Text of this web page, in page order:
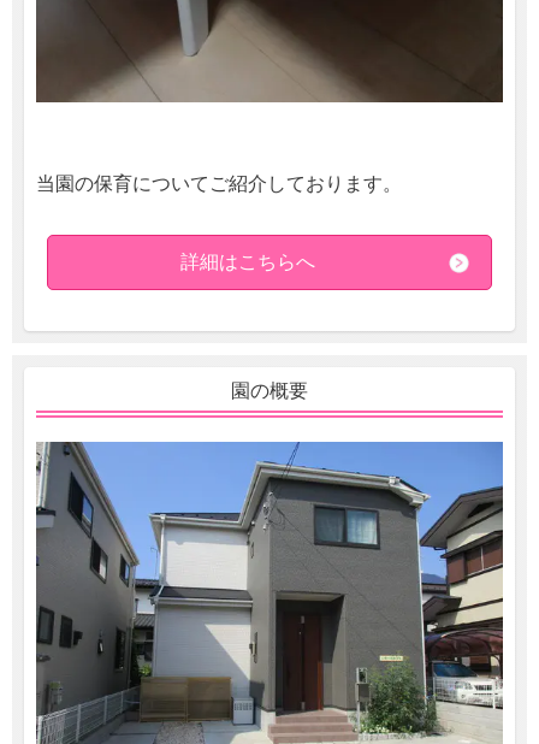
当園の保育についてご紹介しております。
詳細はこちらへ
園の概要